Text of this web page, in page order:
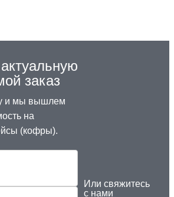
заказ
и мы вышлем
на
(кофры).
Или свяжитесь
с нами